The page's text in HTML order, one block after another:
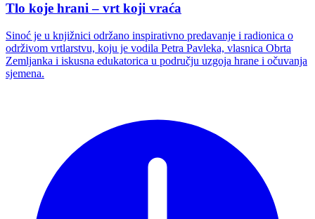
Tlo koje hrani – vrt koji vraća
Sinoć je u knjižnici održano inspirativno predavanje i radionica o
održivom vrtlarstvu, koju je vodila Petra Pavleka, vlasnica Obrta
Zemljanka i iskusna edukatorica u području uzgoja hrane i očuvanja
sjemena.